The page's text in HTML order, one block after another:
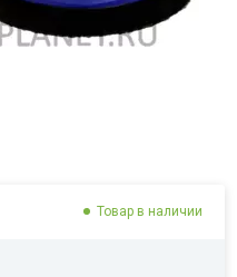
Товар в наличии